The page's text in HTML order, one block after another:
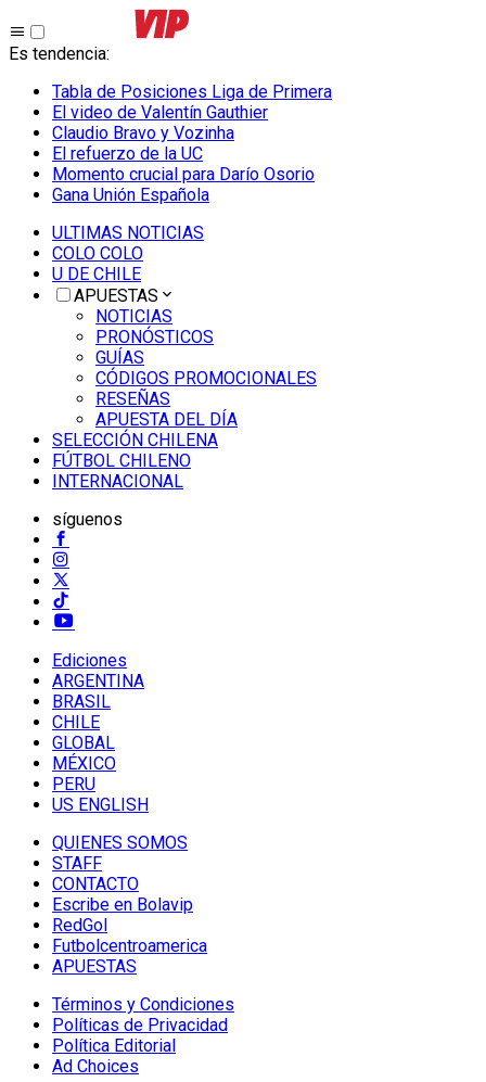
Es tendencia:
Tabla de Posiciones Liga de Primera
El video de Valentín Gauthier
Claudio Bravo y Vozinha
El refuerzo de la UC
Momento crucial para Darío Osorio
Gana Unión Española
ULTIMAS NOTICIAS
COLO COLO
U DE CHILE
APUESTAS
NOTICIAS
PRONÓSTICOS
GUÍAS
CÓDIGOS PROMOCIONALES
RESEÑAS
APUESTA DEL DÍA
SELECCIÓN CHILENA
FÚTBOL CHILENO
INTERNACIONAL
síguenos
Ediciones
ARGENTINA
BRASIL
CHILE
GLOBAL
MÉXICO
PERU
US ENGLISH
QUIENES SOMOS
STAFF
CONTACTO
Escribe en Bolavip
RedGol
Futbolcentroamerica
APUESTAS
Términos y Condiciones
Políticas de Privacidad
Política Editorial
Ad Choices